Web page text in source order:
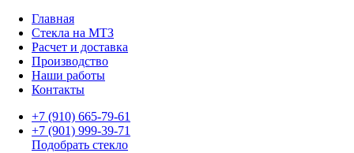
Главная
Стекла на МТЗ
Расчет и доставка
Производство
Наши работы
Контакты
+7 (910) 665-79-61
+7 (901) 999-39-71
Подобрать стекло